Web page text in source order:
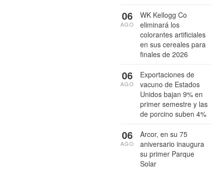
WK Kellogg Co
eliminará los
colorantes artificiales
en sus cereales para
finales de 2026
06
AGO
Exportaciones de
vacuno de Estados
Unidos bajan 9% en
primer semestre y las
de porcino suben 4%
06
AGO
Arcor, en su 75
aniversario inaugura
su primer Parque
Solar
06
AGO